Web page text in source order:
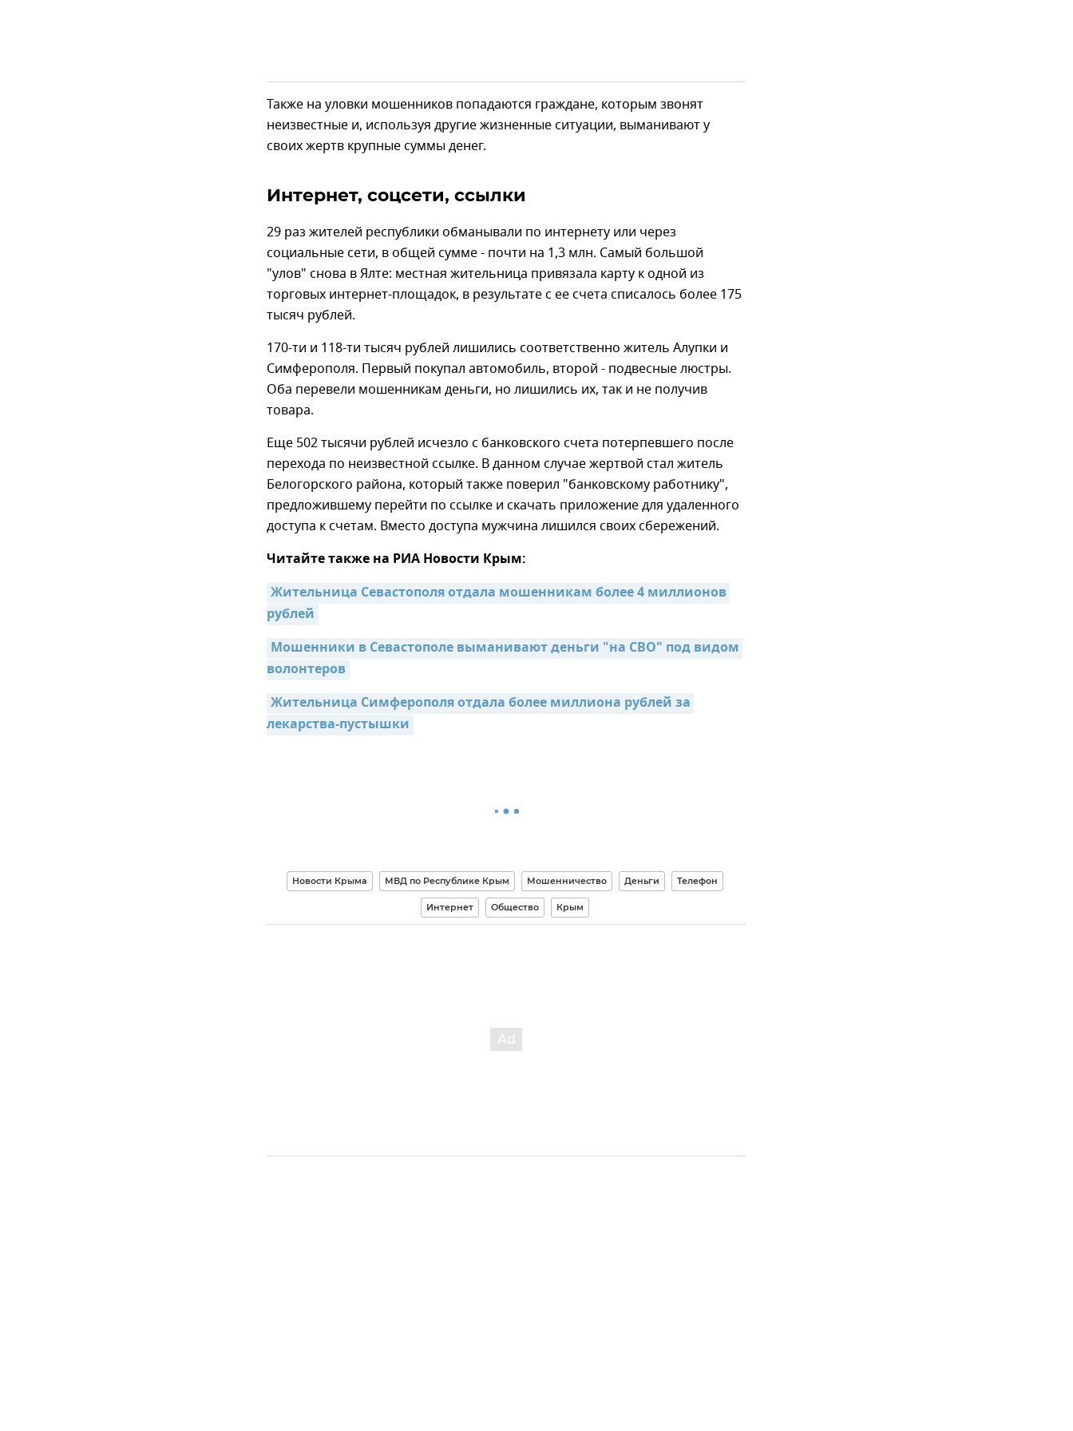
Также на уловки мошенников попадаются граждане, которым звонят
неизвестные и, используя другие жизненные ситуации, выманивают у
своих жертв крупные суммы денег.
Интернет, соцсети, ссылки
29 раз жителей республики обманывали по интернету или через
социальные сети, в общей сумме - почти на 1,3 млн. Самый большой
"улов" снова в Ялте: местная жительница привязала карту к одной из
торговых интернет-площадок, в результате с ее счета списалось более 175
тысяч рублей.
170-ти и 118-ти тысяч рублей лишились соответственно житель Алупки и
Симферополя. Первый покупал автомобиль, второй - подвесные люстры.
Оба перевели мошенникам деньги, но лишились их, так и не получив
товара.
Еще 502 тысячи рублей исчезло с банковского счета потерпевшего после
перехода по неизвестной ссылке. В данном случае жертвой стал житель
Белогорского района, который также поверил "банковскому работнику",
предложившему перейти по ссылке и скачать приложение для удаленного
доступа к счетам. Вместо доступа мужчина лишился своих сбережений.
Читайте также на РИА Новости Крым:
Жительница Севастополя отдала мошенникам более 4 миллионов
рублей
Мошенники в Севастополе выманивают деньги "на СВО" под видом
волонтеров
Жительница Симферополя отдала более миллиона рублей за
лекарства-пустышки
Новости Крыма МВД по Республике Крым Мошенничество Деньги Телефон
Интернет Общество Крым